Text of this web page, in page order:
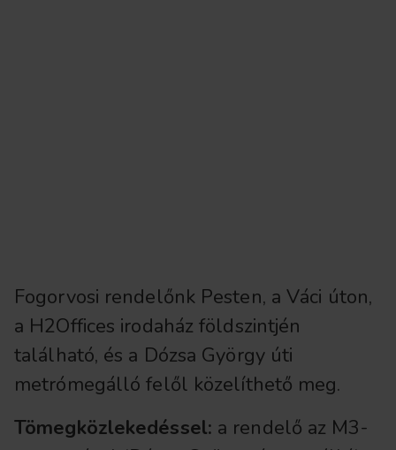
Fogorvosi rendelőnk Pesten, a Váci úton,
a H2Offices irodaház földszintjén
található, és a Dózsa György úti
metrómegálló felől közelíthető meg.
Tömegközlekedéssel: a rendelő az M3-